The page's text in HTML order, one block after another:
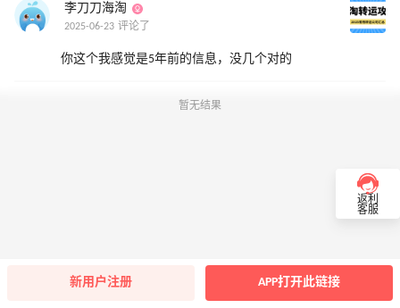
李刀刀海淘
2025-06-23 评论了
你这个我感觉是5年前的信息，没几个对的
暂无结果
返利
客服
新用户注册 APP打开此链接